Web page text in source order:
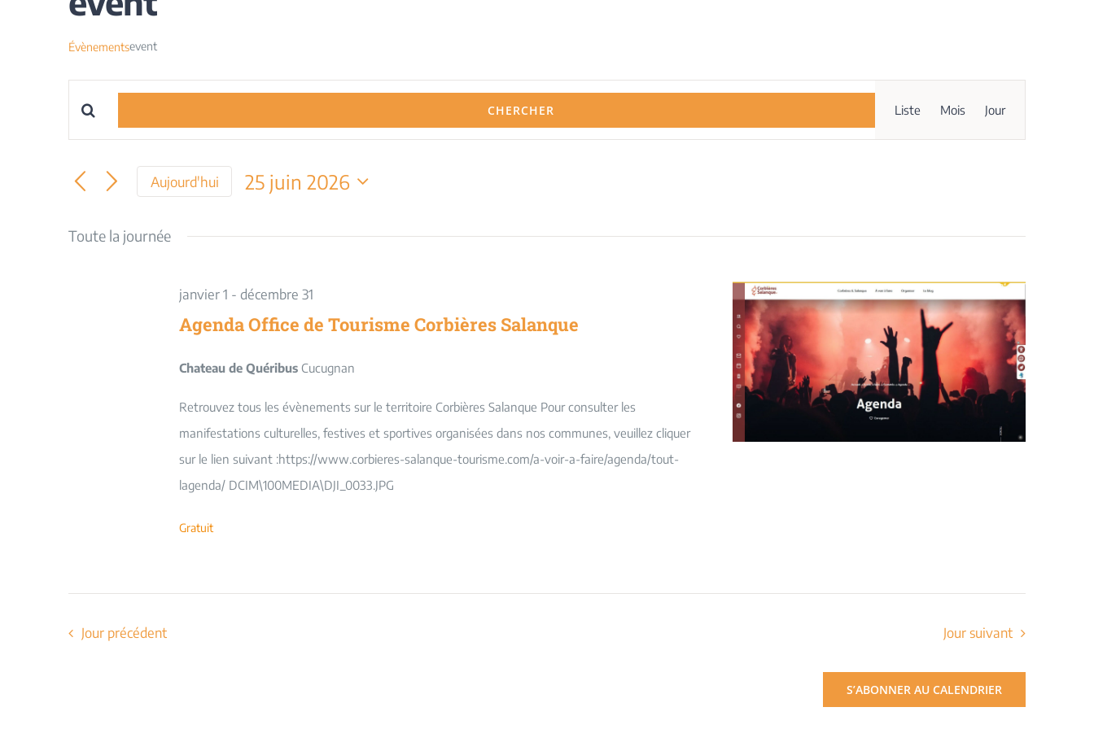
Évènementsevent
Recherche
et
navigation
de
Évènements
Saisir
Rechercher
par
CHERCHER
de
vues
Liste Mois Jour
Aujourd'hui
25 juin 2026
date.
Toute la journée
janvier 1 - décembre 31
Agenda Office de Tourisme Corbières Salanque
Chateau de Quéribus Cucugnan
Retrouvez tous les évènements sur le territoire Corbières Salanque Pour consulter les
manifestations culturelles, festives et sportives organisées dans nos communes, veuillez cliquer
sur le lien suivant :https://www.corbieres-salanque-tourisme.com/a-voir-a-faire/agenda/tout-
lagenda/ DCIM\100MEDIA\DJI_0033.JPG
Gratuit
Jour précédent Jour suivant
S’ABONNER AU CALENDRIER